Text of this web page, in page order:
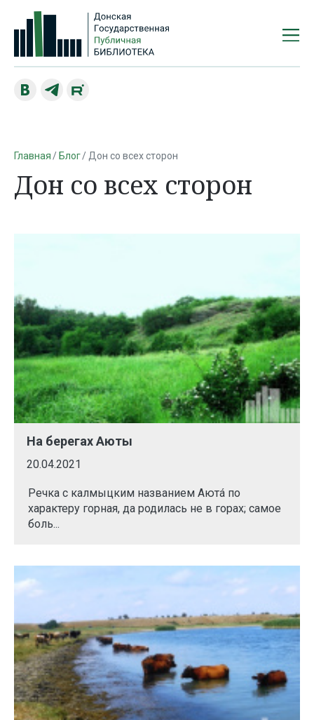
Главная Блог Дон со всех сторон
Дон со всех сторон
На берегах Аюты
20.04.2021
Речка с калмыцким названием Аютá по
характеру горная, да родилась не в горах; самое
боль...